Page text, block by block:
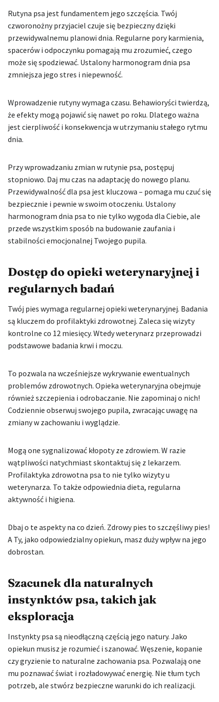
Rutyna psa jest fundamentem jego szczęścia. Twój
czworonożny przyjaciel czuje się bezpieczny dzięki
przewidywalnemu planowi dnia. Regularne pory karmienia,
spacerów i odpoczynku pomagają mu zrozumieć, czego
może się spodziewać. Ustalony harmonogram dnia psa
zmniejsza jego stres i niepewność.
Wprowadzenie rutyny wymaga czasu. Behawioryści twierdzą,
że efekty mogą pojawić się nawet po roku. Dlatego ważna
jest cierpliwość i konsekwencja w utrzymaniu stałego rytmu
dnia.
Przy wprowadzaniu zmian w rutynie psa, postępuj
stopniowo. Daj mu czas na adaptację do nowego planu.
Przewidywalność dla psa jest kluczowa – pomaga mu czuć się
bezpiecznie i pewnie w swoim otoczeniu. Ustalony
harmonogram dnia psa to nie tylko wygoda dla Ciebie, ale
przede wszystkim sposób na budowanie zaufania i
stabilności emocjonalnej Twojego pupila.
Dostęp do opieki weterynaryjnej i
regularnych badań
Twój pies wymaga regularnej opieki weterynaryjnej. Badania
są kluczem do profilaktyki zdrowotnej. Zaleca się wizyty
kontrolne co 12 miesięcy. Wtedy weterynarz przeprowadzi
podstawowe badania krwi i moczu.
To pozwala na wcześniejsze wykrywanie ewentualnych
problemów zdrowotnych. Opieka weterynaryjna obejmuje
również szczepienia i odrobaczanie. Nie zapominaj o nich!
Codziennie obserwuj swojego pupila, zwracając uwagę na
zmiany w zachowaniu i wyglądzie.
Mogą one sygnalizować kłopoty ze zdrowiem. W razie
wątpliwości natychmiast skontaktuj się z lekarzem.
Profilaktyka zdrowotna psa to nie tylko wizyty u
weterynarza. To także odpowiednia dieta, regularna
aktywność i higiena.
Dbaj o te aspekty na co dzień. Zdrowy pies to szczęśliwy pies!
A Ty, jako odpowiedzialny opiekun, masz duży wpływ na jego
dobrostan.
Szacunek dla naturalnych
instynktów psa, takich jak
eksploracja
Instynkty psa są nieodłączną częścią jego natury. Jako
opiekun musisz je rozumieć i szanować. Węszenie, kopanie
czy gryzienie to naturalne zachowania psa. Pozwalają one
mu poznawać świat i rozładowywać energię. Nie tłum tych
potrzeb, ale stwórz bezpieczne warunki do ich realizacji.